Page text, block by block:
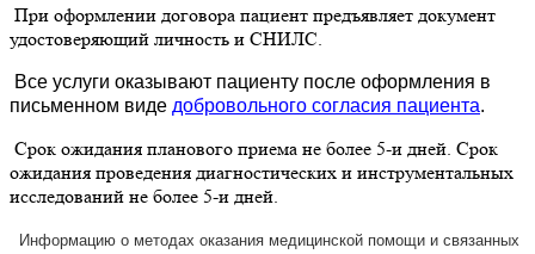
При оформлении договора пациент предъявляет документ
удостоверяющий личность и СНИЛС.
Все услуги оказывают пациенту после оформления в
письменном виде добровольного согласия пациента.
Срок ожидания планового приема не более 5-и дней. Срок
ожидания проведения диагностических и инструментальных
исследований не более 5-и дней.
Информацию о методах оказания медицинской помощи и связанных